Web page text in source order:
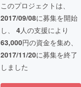
このプロジェクトは、
2017/09/08に募集を開始
し、 4人の支援により
63,000円の資金を集め、
2017/11/20に募集を終了
しました